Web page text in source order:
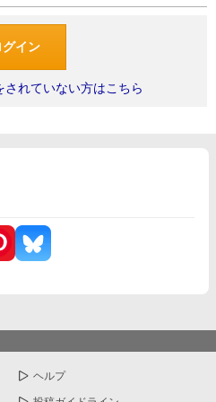
されていない方はこちら
ヘルプ